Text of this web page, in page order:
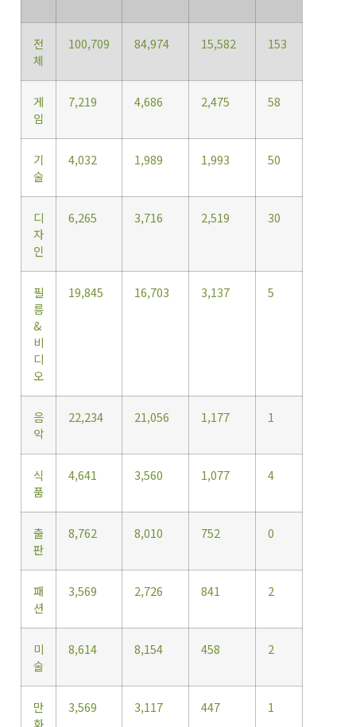
전
체
100,709 84,974 15,582 153
게
임
7,219 4,686 2,475 58
기
술
4,032 1,989 1,993 50
디
자
인
6,265 3,716 2,519 30
필
름
&
비
디
오
19,845 16,703 3,137 5
음
악
22,234 21,056 1,177 1
식
품
4,641 3,560 1,077 4
출
판
8,762 8,010 752 0
패
션
3,569 2,726 841 2
미
술
8,614 8,154 458 2
만
화
3,569 3,117 447 1